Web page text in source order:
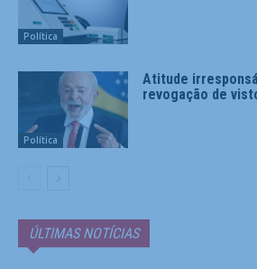
Política
Política
Atitude
revogação de
ÚLTIMAS NOTÍCIAS